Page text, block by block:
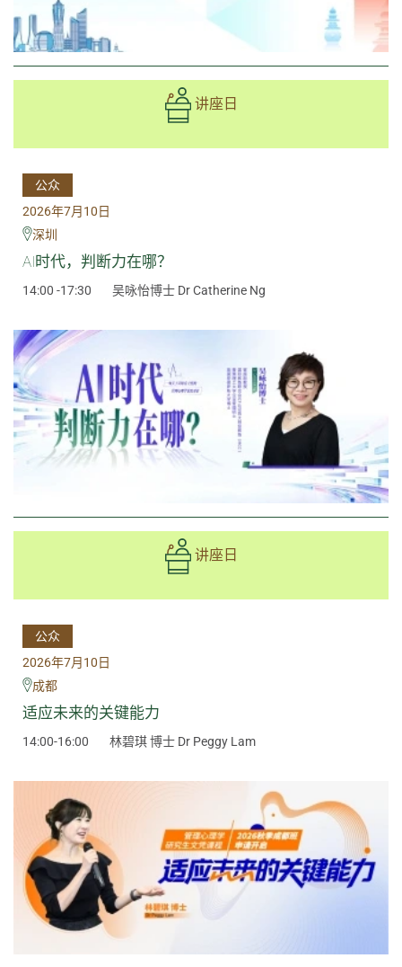
讲座日
公众
2026年7月10日
深圳
AI时代，判断力在哪？
14:00 -17:30 吴咏怡博士 Dr Catherine Ng
讲座日
公众
2026年7月10日
成都
适应未来的关键能力
14:00-16:00 林碧琪 博士 Dr Peggy Lam